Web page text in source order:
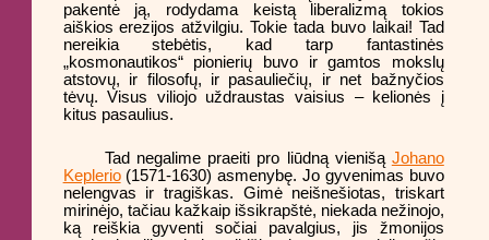
pakentė ją, rodydama keistą liberalizmą tokios
aiškios erezijos atžvilgiu. Tokie tada buvo laikai! Tad
nereikia stebėtis, kad tarp fantastinės
„kosmonautikos“ pionierių buvo ir gamtos mokslų
atstovų, ir filosofų, ir pasauliečių, ir net bažnyčios
tėvų. Visus viliojo uždraustas vaisius – kelionės į
kitus pasaulius.
Tad negalime praeiti pro liūdną vienišą Johano
Keplerio(1571-1630) asmenybę. Jo gyvenimas buvo
nelengvas ir tragiškas. Gimė neišnešiotas, triskart
mirinėjo, tačiau kažkaip išsikrapštė, niekada nežinojo,
ką reiškia gyventi sočiai pavalgius, jis žmonijos